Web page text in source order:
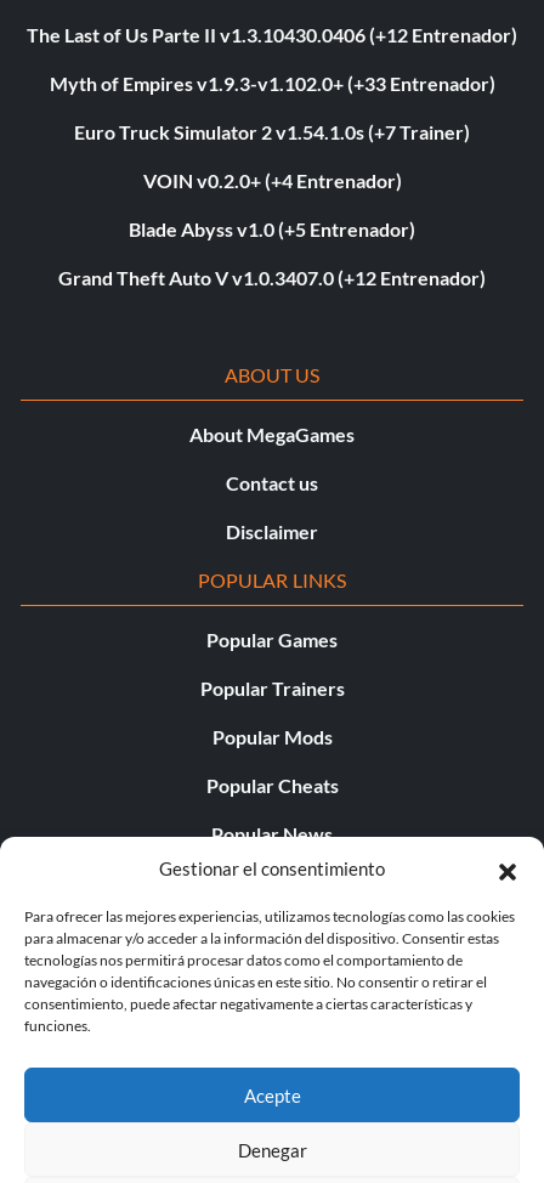
Gestionar el consentimiento
Para ofrecer las mejores experiencias, utilizamos tecnologías como las cookies
para almacenar y/o acceder a la información del dispositivo. Consentir estas
tecnologías nos permitirá procesar datos como el comportamiento de
navegación o identificaciones únicas en este sitio. No consentir o retirar el
consentimiento, puede afectar negativamente a ciertas características y
funciones.
Acepte
Denegar
The Last of Us Parte II v1.3.10430.0406 (+12 Entrenador)
Myth of Empires v1.9.3-v1.102.0+ (+33 Entrenador)
Euro Truck Simulator 2 v1.54.1.0s (+7 Trainer)
VOIN v0.2.0+ (+4 Entrenador)
Blade Abyss v1.0 (+5 Entrenador)
Grand Theft Auto V v1.0.3407.0 (+12 Entrenador)
ABOUT US
About MegaGames
Contact us
Disclaimer
POPULAR LINKS
Popular Games
Popular Trainers
Popular Mods
Popular Cheats
Popular News
Popular Editorials
Popular Free Games
LATEST UPDATES